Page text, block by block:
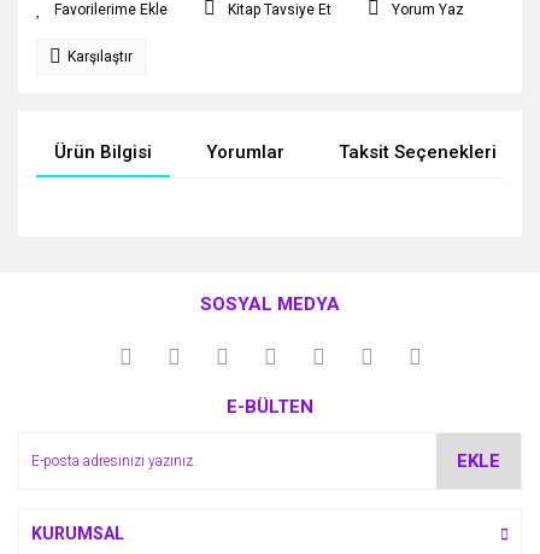
Kitap Tavsiye Et Yorum Yaz
Karşılaştır
Ürün Bilgisi Yorumlar Taksit Seçenekleri
kullanarak tarafımıza iletebilirsiniz.
Görüş ve önerileriniz için teşekkür ederiz.
Ürün açıklamasında eksik bilgiler bulunuyor.
SOSYAL MEDYA
E-BÜLTEN
EKLE
KURUMSAL